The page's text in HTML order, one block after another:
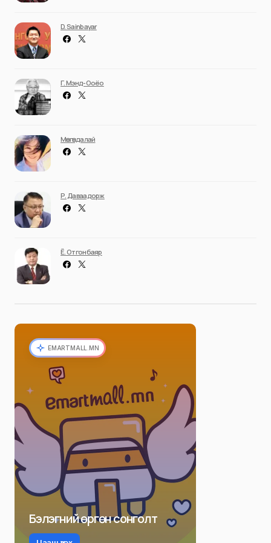
D. Sainbayar
Г. Мэнд-Ооёо
Мөнгөндалай
Р. Даваадорж
Ё. Отгонбаяр
EMARTMALL.MN
Бэлэгний өргөн сонголт